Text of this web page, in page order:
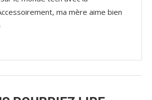
ma mère aime bien